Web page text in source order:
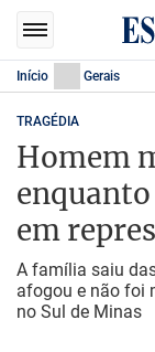
Início Gerais
TRAGÉDIA
Homem
em
A família saiu
afogou e não foi
no Sul de Minas